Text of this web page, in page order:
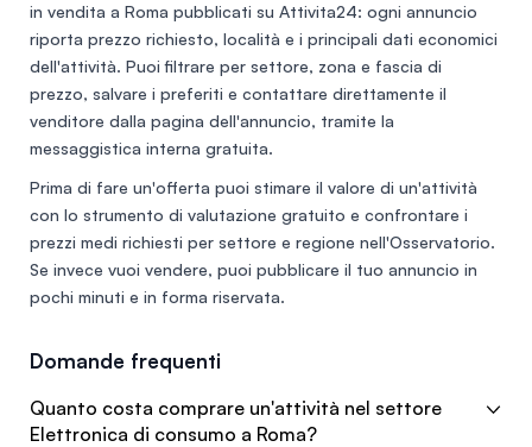
in vendita a Roma pubblicati su Attivita24: ogni annuncio
riporta prezzo richiesto, località e i principali dati economici
dell'attività. Puoi filtrare per settore, zona e fascia di
prezzo, salvare i preferiti e contattare direttamente il
venditore dalla pagina dell'annuncio, tramite la
messaggistica interna gratuita.
Prima di fare un'offerta puoi stimare il valore di un'attività
con lo strumento di valutazione gratuito e confrontare i
prezzi medi richiesti per settore e regione nell'Osservatorio.
Se invece vuoi vendere, puoi pubblicare il tuo annuncio in
pochi minuti e in forma riservata.
Domande frequenti
Quanto costa comprare un'attività nel settore
Elettronica di consumo a Roma?